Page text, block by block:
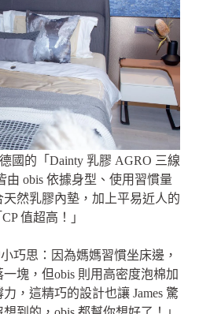
國的「Dainty 乳膠 AGRO 三線
由 obis 依據身型、使用習慣量
然乳膠內墊，加上平易近人的
值超高！」
巧思：因為媽媽習慣坐床邊，
塊，但obis 則用高密度泡棉加
，這精巧的設計也讓 James 驚